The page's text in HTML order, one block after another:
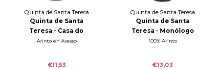
Quinta de Santa Teresa
Quinta de Santa
Teresa - Casa do
Arrabalde -Vinho
Arinto en Avesso
€11,53
Quinta de Santa Teresa
Quinta de Santa
Teresa - Monólogo
Avesso - Vinho
100% Arinto
€13,03